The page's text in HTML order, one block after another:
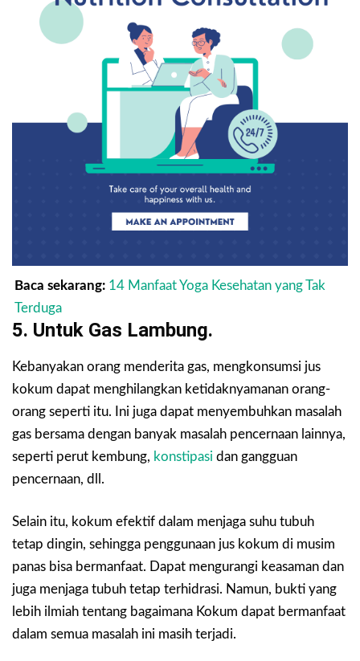
Baca sekarang: 14 Manfaat Yoga Kesehatan yang Tak
Terduga
5. Untuk Gas Lambung.
Kebanyakan orang menderita gas, mengkonsumsi jus
kokum dapat menghilangkan ketidaknyamanan orang-
orang seperti itu. Ini juga dapat menyembuhkan masalah
gas bersama dengan banyak masalah pencernaan lainnya,
seperti perut kembung, konstipasi dan gangguan
pencernaan, dll.
Selain itu, kokum efektif dalam menjaga suhu tubuh
tetap dingin, sehingga penggunaan jus kokum di musim
panas bisa bermanfaat. Dapat mengurangi keasaman dan
juga menjaga tubuh tetap terhidrasi. Namun, bukti yang
lebih ilmiah tentang bagaimana Kokum dapat bermanfaat
dalam semua masalah ini masih terjadi.